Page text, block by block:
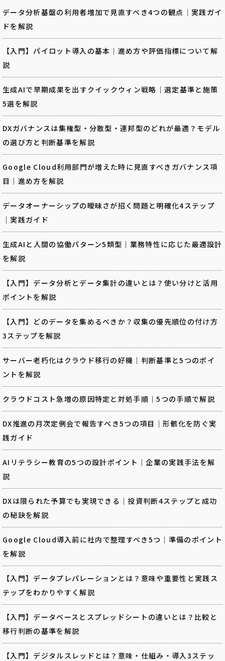
データ分析基盤の利用者増加で見直すべき4つの観点｜実践ガイ
ドを解説
【入門】パイロット導入の基本｜進め方や評価指標について解
説
生成AIで早期成果を出すクイックウィン戦略｜選定基準と施策
5選を解説
DXガバナンスは集権型・分散型・連邦型のどれが最適？モデル
の選び方と判断基準を解説
Google Cloud利用部門が増えた時に見直すべきガバナンス項
目｜進め方を解説
データオーナーシップの曖昧さが招く問題と明確化4ステップ
｜実践ガイド
生成AIと人間の協働パターン5類型｜業務特性に応じた最適設計
を解説
【入門】データ分析とデータ集計の違いとは？使い分けと活用
ポイントを解説
【入門】どのデータを集めるべきか？収集の優先順位の付け方
3ステップを解説
サーバー老朽化はクラウド移行の好機｜判断基準と5つのポイ
ントを解説
クラウドコスト急増の原因特定と対処手順｜5つの手順で解説
DX推進の月次定例会で報告すべき5つの項目｜形骸化を防ぐ実
践ガイド
AIリテラシー教育の5つの設計ポイント｜企業の実践手法を解
説
DXは限られた予算でも実現できる｜投資判断4ステップと成功
の秘訣を解説
Google Cloud導入前に社内で整理すべき5つ｜準備のポイント
を解説
【入門】データプレパレーションとは？意味や重要性と実践ス
テップをわかりやすく解説
【入門】データベースとスプレッドシートの違いとは？比較と
移行判断の基準を解説
【入門】デジタルスレッドとは？意味・仕組み・導入3ステッ